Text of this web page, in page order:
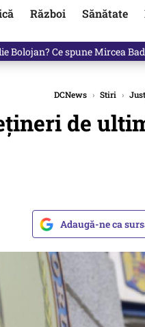
Război Sănătate
inclusiv pe ai mei, pe USR-
DCNews › Stiri ›
de
Adaugă-ne ca